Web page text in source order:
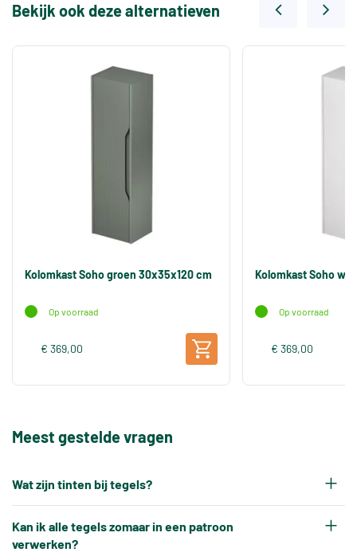
Bekijk ook deze alternatieven
Kolomkast Soho groen 30x35x120 cm
Op voorraad
€ 369,00
Kolomkast Soho wit
Op voorraad
€ 369,00
Meest gestelde vragen
Wat zijn tinten bij tegels?
een eigen tintnummer. Omdat keramische tegels
Kan ik alle tegels zomaar in een patroon
verwerken?